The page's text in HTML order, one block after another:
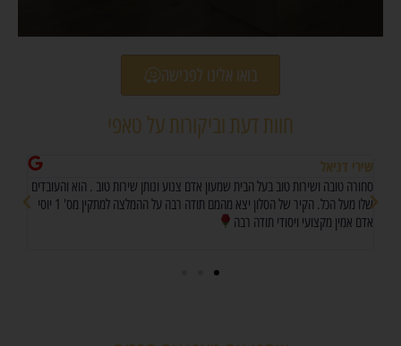
בואו אלינו לפגישה
חוות דעת וביקורות על טאפי
שירי דניאל
סחורה טובה ושירות טוב בעל הבית שמעון אדם צנוע ונותן שירות טוב . הוא והעובדים
שלו מעל הכל. הקיר של הסלון יצא מהמם תודה רבה על ההמלצה למתקין מס' 1 יוסי
אדם אמין מקצועי ויסודי תודה רבה